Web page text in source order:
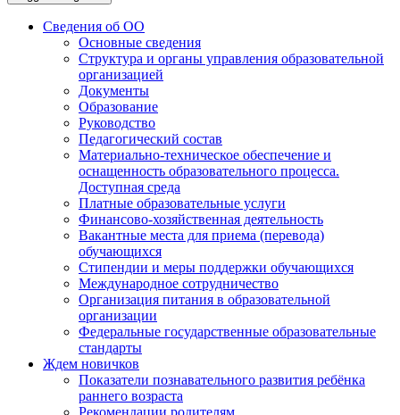
Сведения об ОО
Основные сведения
Структура и органы управления образовательной
организацией
Документы
Образование
Руководство
Педагогический состав
Материально-техническое обеспечение и
оснащенность образовательного процесса.
Доступная среда
Платные образовательные услуги
Финансово-хозяйственная деятельность
Вакантные места для приема (перевода)
обучающихся
Стипендии и меры поддержки обучающихся
Международное сотрудничество
Организация питания в образовательной
организации
Федеральные государственные образовательные
стандарты
Ждем новичков
Показатели познавательного развития ребёнка
раннего возраста
Рекомендации родителям